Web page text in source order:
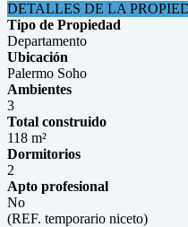
DETALLES DE LA
Tipo de Propiedad
Departamento
Ubicación
Palermo Soho
Ambientes
3
Total construido
118 m²
Dormitorios
2
Apto profesional
No
(REF. temporario niceto)